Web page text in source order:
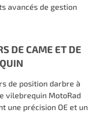
avancés de gestion
DE CAME ET DE
de position darbre à
vilebrequin MotoRad
une précision OE et un